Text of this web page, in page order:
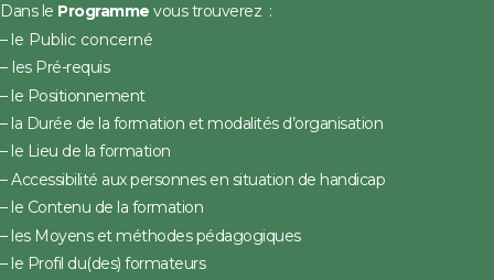
Dans le Programme vous trouverez :
– le Public concerné
– les Pré-requis
– le Positionnement
– la Durée de la formation et modalités d’organisation
– le Lieu de la formation
– Accessibilité aux personnes en situation de handicap
– le Contenu de la formation
– les Moyens et méthodes pédagogiques
– le Profil du(des) formateurs